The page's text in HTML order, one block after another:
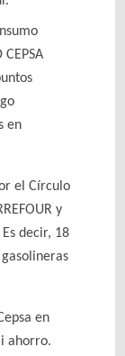
en
el Círculo
y
decir, 18
en
ahorro.